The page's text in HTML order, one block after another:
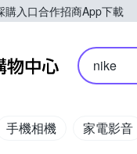
購入口合作招商App下載
Yahoo購物中心
nike
手機相機 家電影音